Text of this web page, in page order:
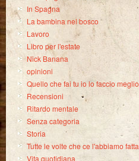
In Spagna
La bambina nel bosco
Lavoro
Libro per l'estate
Nick Banana
opinioni
Quello che fai tu io lo faccio meglio
Recensioni
Ritardo mentale
Senza categoria
Storia
Tutte le volte che ce l'abbiamo fatta
Vita quotidiana